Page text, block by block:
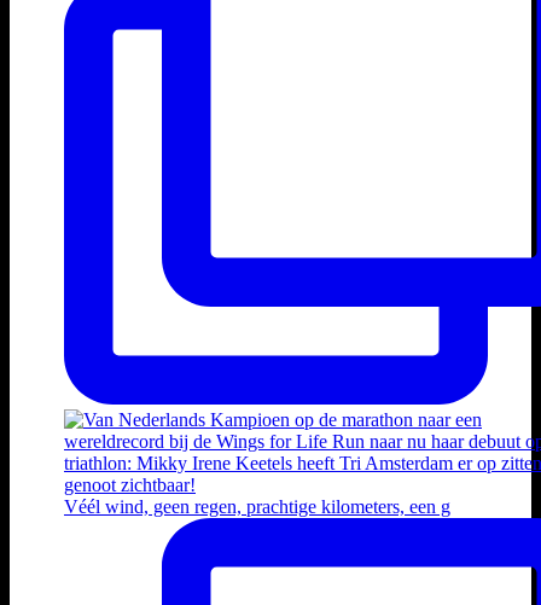
Véél wind, geen regen, prachtige kilometers, een g